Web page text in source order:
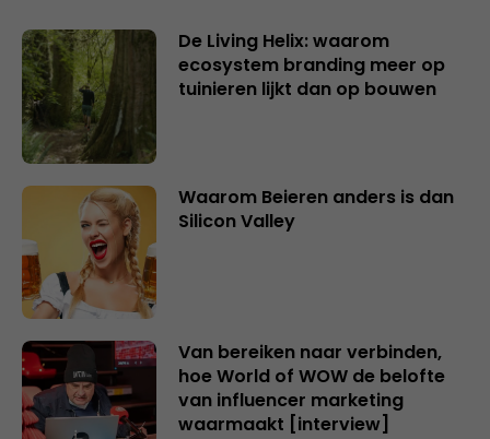
De Living Helix: waarom
ecosystem branding meer op
tuinieren lijkt dan op bouwen
Waarom Beieren anders is dan
Silicon Valley
Van bereiken naar verbinden,
hoe World of WOW de belofte
van influencer marketing
waarmaakt [interview]